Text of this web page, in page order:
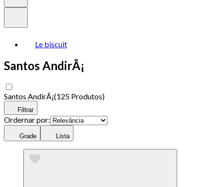
Le biscuit
Santos AndirÃ¡
Santos AndirÃ¡(125 Produtos)
Filtrar
Ordernar por:
Grade Lista